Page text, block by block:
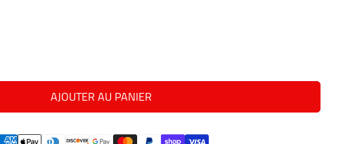
AJOUTER AU PANIER